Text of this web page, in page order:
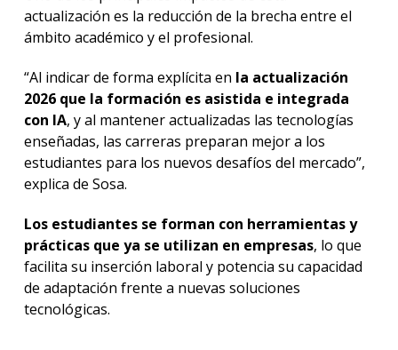
actualización es la reducción de la brecha entre el
ámbito académico y el profesional.
“Al indicar de forma explícita en la actualización
2026 que la formación es asistida e integrada
con IA, y al mantener actualizadas las tecnologías
enseñadas, las carreras preparan mejor a los
estudiantes para los nuevos desafíos del mercado”,
explica de Sosa.
Los estudiantes se forman con herramientas y
prácticas que ya se utilizan en empresas, lo que
facilita su inserción laboral y potencia su capacidad
de adaptación frente a nuevas soluciones
tecnológicas.